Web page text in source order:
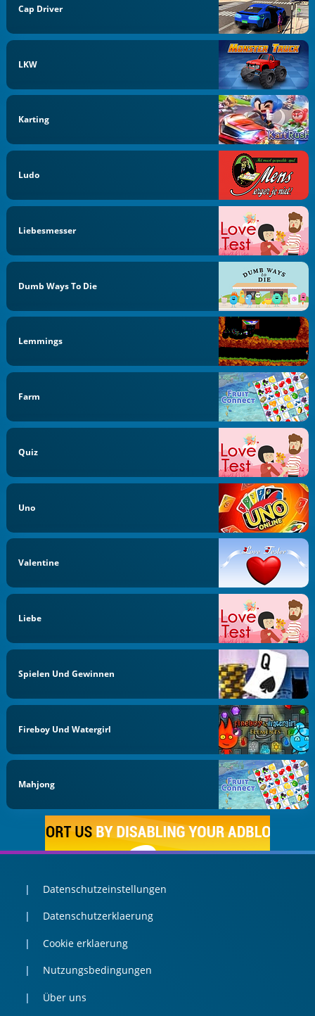
Cap Driver
LKW
Karting
Ludo
Liebesmesser
Dumb Ways To Die
Lemmings
Farm
Quiz
Uno
Valentine
Liebe
Spielen Und Gewinnen
Fireboy Und Watergirl
Mahjong
Datenschutzeinstellungen
Datenschutzerklaerung
Cookie erklaerung
Nutzungsbedingungen
Über uns